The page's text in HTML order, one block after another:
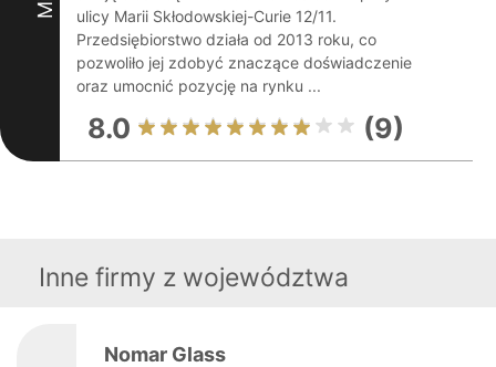
ulicy Marii Skłodowskiej-Curie 12/11.
Przedsiębiorstwo działa od 2013 roku, co
pozwoliło jej zdobyć znaczące doświadczenie
oraz umocnić pozycję na rynku ...
8.0 (9)
Inne firmy z województwa
Nomar Glass